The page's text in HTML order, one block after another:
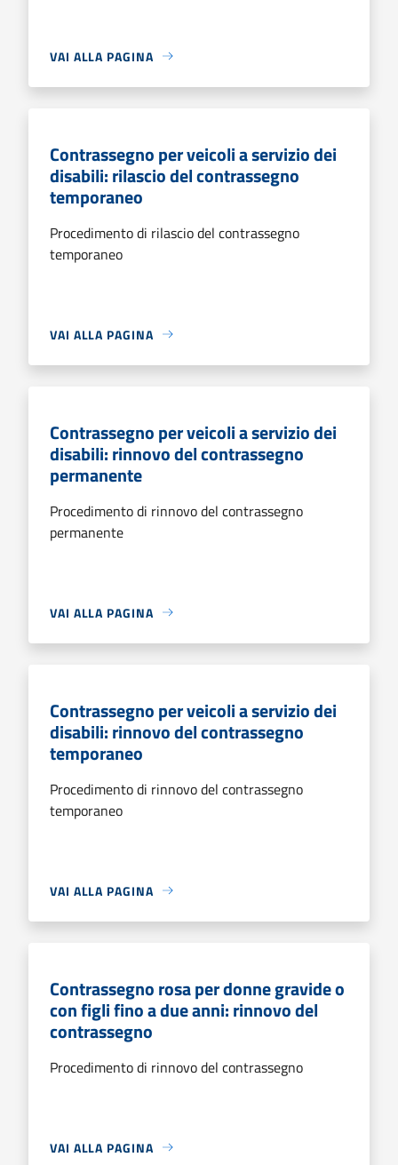
VAI ALLA PAGINA
Contrassegno per veicoli a servizio dei
disabili: rilascio del contrassegno
temporaneo
Procedimento di rilascio del contrassegno
temporaneo
VAI ALLA PAGINA
Contrassegno per veicoli a servizio dei
disabili: rinnovo del contrassegno
permanente
Procedimento di rinnovo del contrassegno
permanente
VAI ALLA PAGINA
Contrassegno per veicoli a servizio dei
disabili: rinnovo del contrassegno
temporaneo
Procedimento di rinnovo del contrassegno
temporaneo
VAI ALLA PAGINA
Contrassegno rosa per donne gravide o
con figli fino a due anni: rinnovo del
contrassegno
Procedimento di rinnovo del contrassegno
VAI ALLA PAGINA